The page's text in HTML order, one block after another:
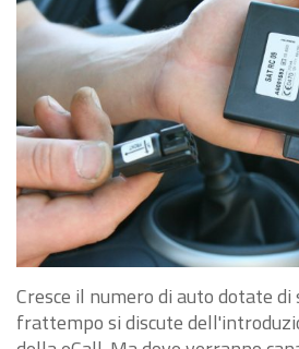
Cresce il numero di auto dotate di
frattempo si discute